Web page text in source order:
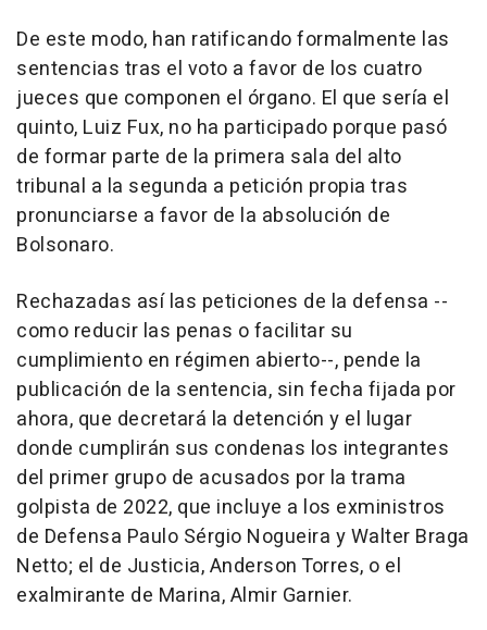
De este modo, han ratificando formalmente las
sentencias tras el voto a favor de los cuatro
jueces que componen el órgano. El que sería el
quinto, Luiz Fux, no ha participado porque pasó
de formar parte de la primera sala del alto
tribunal a la segunda a petición propia tras
pronunciarse a favor de la absolución de
Bolsonaro.
Rechazadas así las peticiones de la defensa --
como reducir las penas o facilitar su
cumplimiento en régimen abierto--, pende la
publicación de la sentencia, sin fecha fijada por
ahora, que decretará la detención y el lugar
donde cumplirán sus condenas los integrantes
del primer grupo de acusados por la trama
golpista de 2022, que incluye a los exministros
de Defensa Paulo Sérgio Nogueira y Walter Braga
Netto; el de Justicia, Anderson Torres, o el
exalmirante de Marina, Almir Garnier.